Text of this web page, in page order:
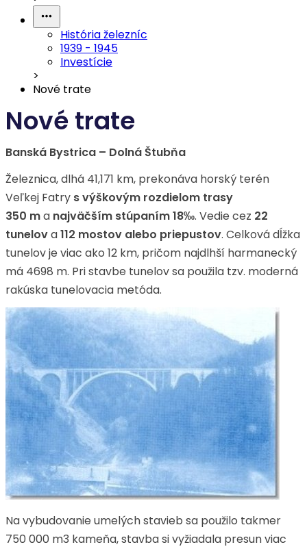
História železníc
1939 - 1945
Investície
>
Nové trate
Nové trate
Banská Bystrica – Dolná Štubňa
Železnica, dlhá 41,171 km, prekonáva horský terén
Veľkej Fatry s výškovým rozdielom trasy
350 ma najväčším stúpaním 18‰. Vedie cez 22
tunelova112 mostov alebo priepustov. Celková dĺžka
tunelov je viac ako 12 km, pričom najdlhší harmanecký
má 4698 m. Pri stavbe tunelov sa použila tzv. moderná
rakúska tunelovacia metóda.
Na vybudovanie umelých stavieb sa použilo takmer
750 000 m3 kameňa, stavba si vyžiadala presun viac